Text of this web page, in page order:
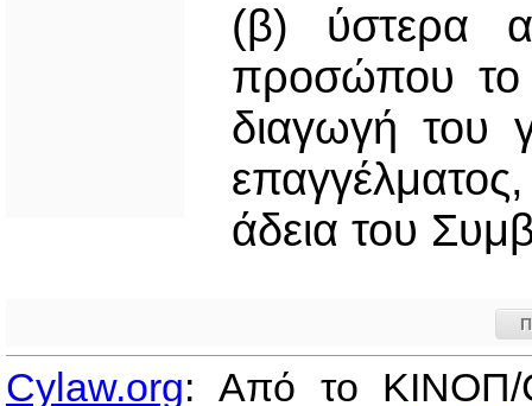
(β) ύστερα
προσώπου το
διαγωγή του
άδεια του
Cylaw.org: Από το